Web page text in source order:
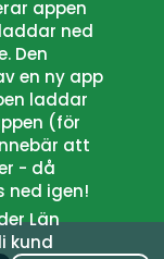
appen
ned
Den
en ny app
laddar
(för
att
- då
ned igen!
Län
kund